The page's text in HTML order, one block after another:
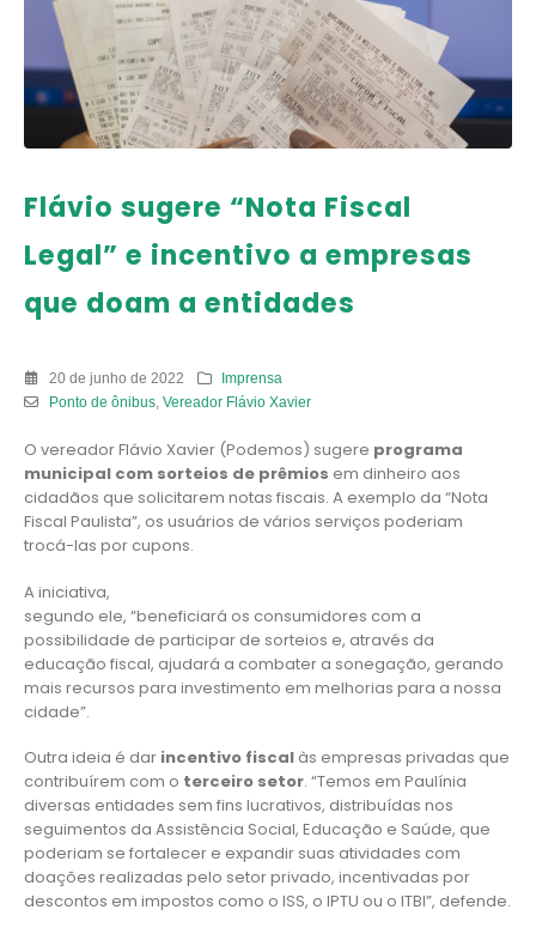
Flávio sugere “Nota Fiscal
Legal” e incentivo a empresas
que doam a entidades
20 de junho de 2022
Imprensa
Ponto de ônibus, Vereador Flávio Xavier
O vereador Flávio Xavier (Podemos) sugere programa
municipal com sorteios de prêmios em dinheiro aos
cidadãos que solicitarem notas fiscais. A exemplo da “Nota
Fiscal Paulista”, os usuários de vários serviços poderiam
trocá-las por cupons.
A iniciativa,
segundo ele, “beneficiará os consumidores com a
possibilidade de participar de sorteios e, através da
educação fiscal, ajudará a combater a sonegação, gerando
mais recursos para investimento em melhorias para a nossa
cidade”.
Outra ideia é dar incentivo fiscal às empresas privadas que
contribuírem com o terceiro setor. “Temos em Paulínia
diversas entidades sem fins lucrativos, distribuídas nos
seguimentos da Assistência Social, Educação e Saúde, que
poderiam se fortalecer e expandir suas atividades com
doações realizadas pelo setor privado, incentivadas por
descontos em impostos como o ISS, o IPTU ou o ITBI”, defende.